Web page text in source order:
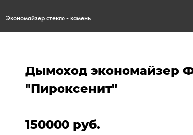
Экономайзер стекло - камень
Дымоход экономайзер
"Пироксенит"
150000 руб.